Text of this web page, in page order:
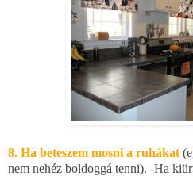
8. Ha beteszem mosni a ruhákat
nem nehéz boldoggá tenni). -Ha